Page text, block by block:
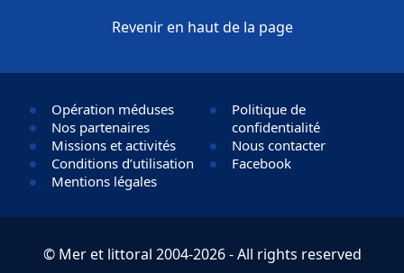
Revenir en haut de la page
Opération méduses
Nos partenaires
Missions et activités
Conditions d’utilisation
Mentions légales
Politique de
confidentialité
Nous contacter
Facebook
© Mer et littoral 2004-2026 - All rights reserved